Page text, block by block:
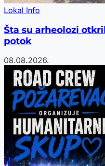
Lokal Info
Šta su arheolozi
potok
08.08.2026.